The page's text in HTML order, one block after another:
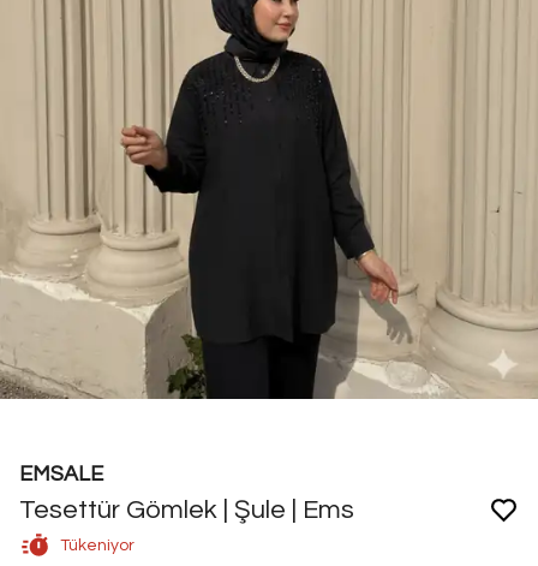
EMSALE
Tesettür Gömlek | Şule | Ems
Tükeniyor